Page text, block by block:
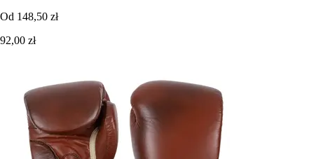
Od 148,50 zł
92,00 zł